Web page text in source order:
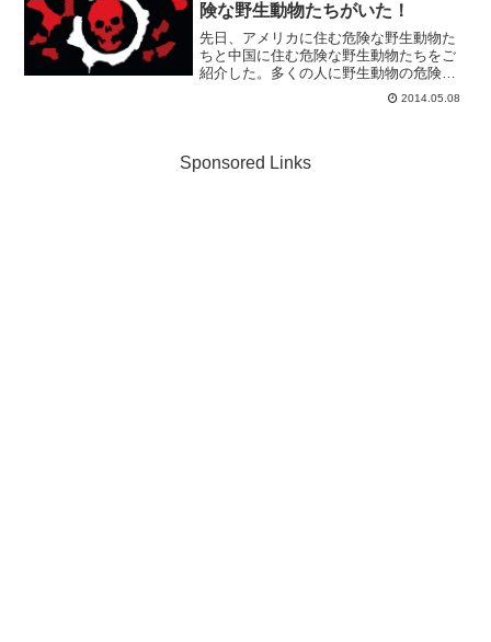
険な野生動物たちがいた！
先日、アメリカに住む危険な野生動物た
ちと中国に住む危険な野生動物たちをご
紹介した。多くの人に野生動物の危険性
について知ってもらうことができたが、
命知らずな多くの冒険者たちから「こん
2014.05.08
Sponsored Links